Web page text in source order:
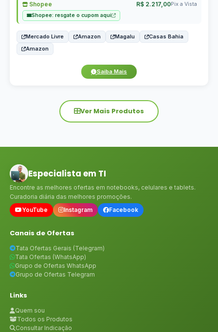
Shopee R$ 2.217,00Pix a Vista
Shopee: resgate o cupom aqui
Mercado Livre Amazon Magalu
Casas Bahia
Amazon
Saiba Mais
Ver Mais Produtos
Especialista em TI
Encontre as melhores ofertas em notebooks, celulares e tablets.
Curadoria diária das melhores promoções.
YouTube
Instagram Facebook
Canais de Ofertas
Tata Ofertas Gerais (Telegram)
Tata Ofertas (WhatsApp)
Grupo de Ofertas WhatsApp
Grupo de Ofertas Telegram
Links
Quem sou
Todos os Produtos
Consultar Indicação